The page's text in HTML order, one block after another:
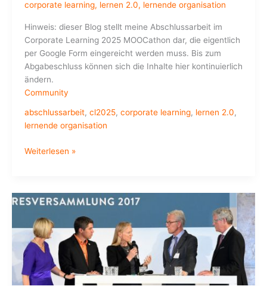
corporate learning, lernen 2.0, lernende organisation
Hinweis: dieser Blog stellt meine Abschlussarbeit im
Corporate Learning 2025 MOOCathon dar, die eigentlich
per Google Form eingereicht werden muss. Bis zum
Abgabeschluss können sich die Inhalte hier kontinuierlich
ändern.
Community
abschlussarbeit, cl2025, corporate learning, lernen 2.0,
lernende organisation
#cl2025
Lern-
Abteilung
zur
Lernenden
Organisation
Weiterlesen »